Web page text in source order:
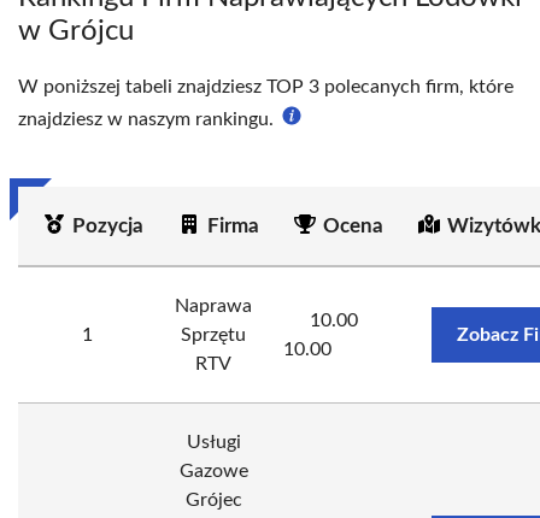
w Grójcu
W poniższej tabeli znajdziesz TOP 3 polecanych firm, które
znajdziesz w naszym rankingu.
Pozycja Firma Ocena
1
Naprawa
Sprzętu
RTV
10.00
10.00
Zobacz
Usługi
Gazowe
Grójec